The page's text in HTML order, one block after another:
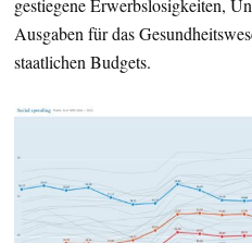
gestiegene Erwerbslosigkeiten,
Ausgaben für das
staatlichen Budgets.